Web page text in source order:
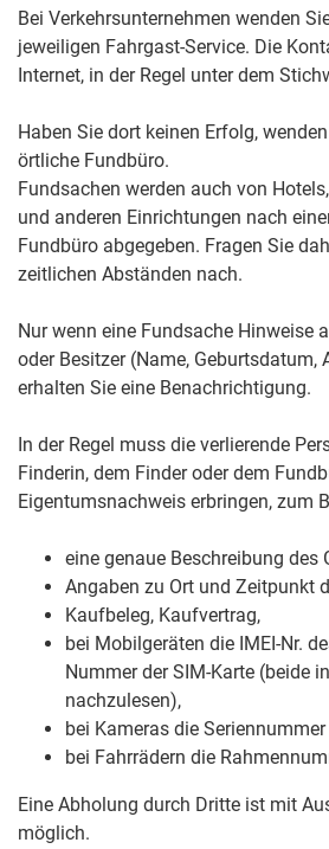
Bei Verkehrsunternehmen wenden
jeweiligen Fahrgast-Service. Die
Internet, in der Regel unter dem
Haben Sie dort keinen Erfolg,
örtliche Fundbüro.
Fundsachen werden auch von
und anderen Einrichtungen nach
Fundbüro abgegeben. Fragen Sie
zeitlichen Abständen nach.
Nur wenn eine Fundsache Hinweise
oder Besitzer (Name,
erhalten Sie eine Benachrichtigung.
In der Regel muss die verlierende
Finderin, dem Finder oder dem
Eigentumsnachweis erbringen, zum
eine genaue Beschreibung des
Angaben zu Ort und Zeitpunkt
Kaufbeleg, Kaufvertrag,
bei Mobilgeräten die IMEI-Nr.
Nummer der SIM-Karte (beide
nachzulesen),
bei Kameras die
bei Fahrrädern die
Eine Abholung durch Dritte ist mit
möglich.